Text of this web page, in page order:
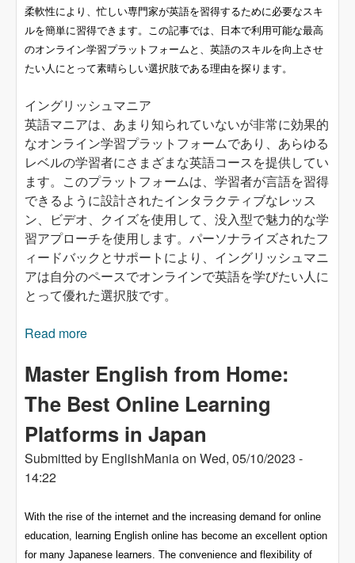
柔軟性により、忙しい専門家が英語を習得するために必要なスキ
ルを簡単に習得できます。この記事では、日本で利用可能な最高
のオンライン学習プラットフォームと、英語のスキルを向上させ
たい人にとって素晴らしい選択肢である理由を探ります。
イングリッシュマニア
英語マニアは、あまり知られていないが非常に効果的
なオンライン学習プラットフォームであり、あらゆる
レベルの学習者にさまざまな英語コースを提供してい
ます。このプラットフォームは、学習者が言語を習得
できるように設計されたインタラクティブなレッス
ン、ビデオ、クイズを使用して、没入型で魅力的な学
習アプローチを使用します。パーソナライズされたフ
ィードバックとサポートにより、イングリッシュマニ
アは自分のペースでオンラインで英語を学びたい人に
とって優れた選択肢です。
Read more
Master English from Home:
The Best Online Learning
Platforms in Japan
Submitted by EnglishManiaon Wed, 05/10/2023 -
14:22
With the rise of the internet and the increasing demand for online
education, learning English online has become an excellent option
for many Japanese learners. The convenience and flexibility of